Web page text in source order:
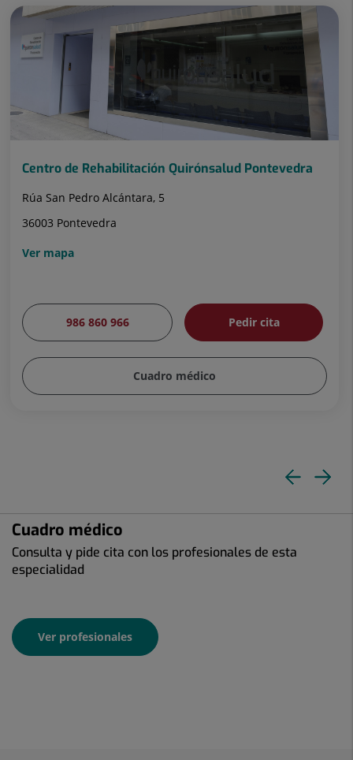
Centro de Rehabilitación Quirónsalud Pontevedra
Rúa San Pedro Alcántara, 5
36003 Pontevedra
Ver mapa
986 860 966 Pedir cita
Cuadro médico
Cuadro médico
Consulta y pide cita con los profesionales de esta
especialidad
Ver profesionales